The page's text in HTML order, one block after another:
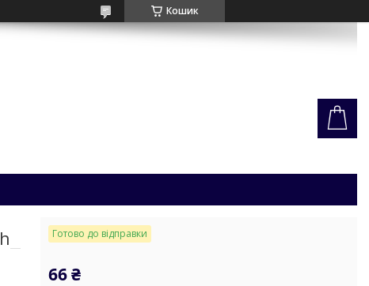
Кошик
Готово до відправки
66 ₴